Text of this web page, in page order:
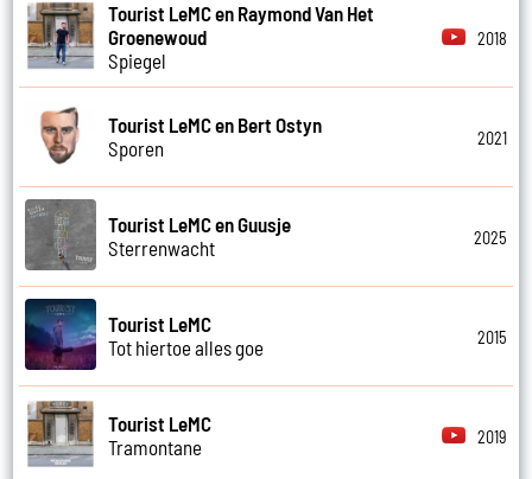
Tourist LeMC en Raymond Van Het
Groenewoud
Spiegel
2018
Tourist LeMC en Bert Ostyn
Sporen
2021
Tourist LeMC en Guusje
Sterrenwacht
2025
Tourist LeMC
Tot hiertoe alles goe
2015
Tourist LeMC
Tramontane
2019